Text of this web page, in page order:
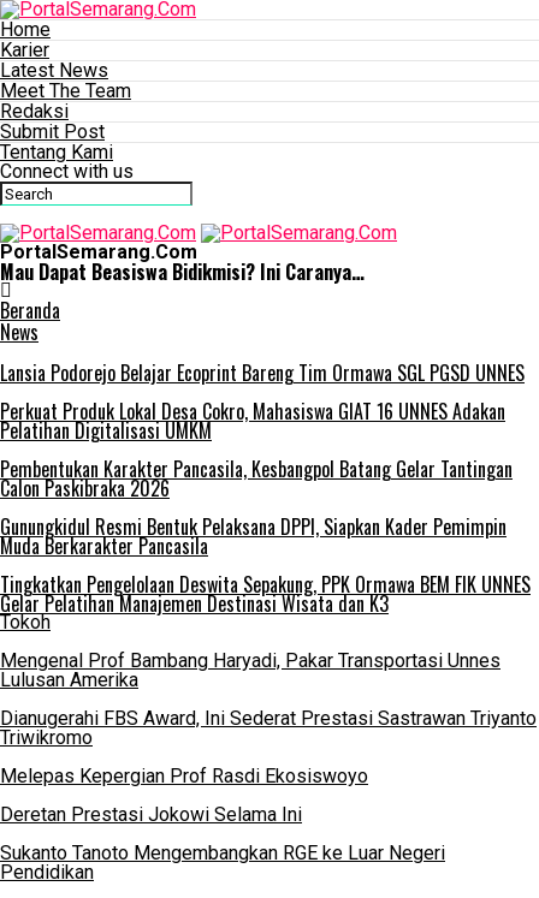
Home
Karier
Latest News
Meet The Team
Redaksi
Submit Post
Tentang Kami
Connect with us
PortalSemarang.Com
Mau Dapat Beasiswa Bidikmisi? Ini Caranya…
Beranda
News
Lansia Podorejo Belajar Ecoprint Bareng Tim Ormawa SGL PGSD UNNES
Perkuat Produk Lokal Desa Cokro, Mahasiswa GIAT 16 UNNES Adakan
Pelatihan Digitalisasi UMKM
Pembentukan Karakter Pancasila, Kesbangpol Batang Gelar Tantingan
Calon Paskibraka 2026
Gunungkidul Resmi Bentuk Pelaksana DPPI, Siapkan Kader Pemimpin
Muda Berkarakter Pancasila
Tingkatkan Pengelolaan Deswita Sepakung, PPK Ormawa BEM FIK UNNES
Gelar Pelatihan Manajemen Destinasi Wisata dan K3
Tokoh
Mengenal Prof Bambang Haryadi, Pakar Transportasi Unnes
Lulusan Amerika
Dianugerahi FBS Award, Ini Sederat Prestasi Sastrawan Triyanto
Triwikromo
Melepas Kepergian Prof Rasdi Ekosiswoyo
Deretan Prestasi Jokowi Selama Ini
Sukanto Tanoto Mengembangkan RGE ke Luar Negeri
Pendidikan